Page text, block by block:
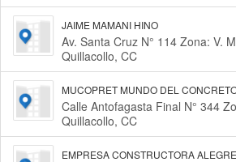
JAIME MAMANI HINO
Av. Santa Cruz N° 114 Zona: V.
Quillacollo, CC
MUCOPRET MUNDO DEL
Calle Antofagasta Final N° 344
Quillacollo, CC
EMPRESA CONSTRUCTORA